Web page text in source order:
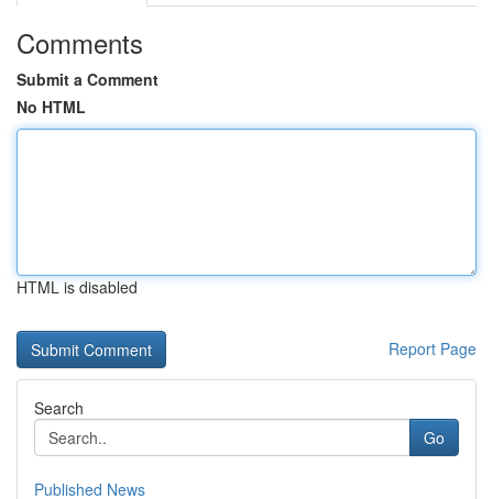
Comments
Submit a Comment
No HTML
HTML is disabled
Report Page
Search
Go
Published News